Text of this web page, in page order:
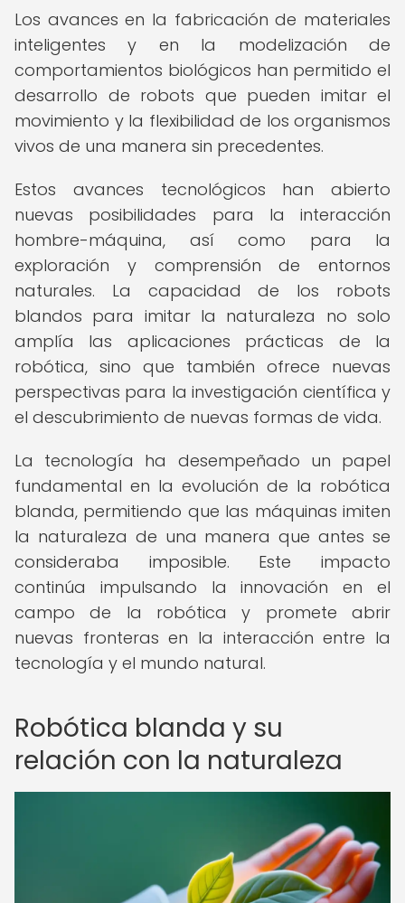
Los avances en la fabricación de materiales
inteligentes y en la modelización de
comportamientos biológicos han permitido el
desarrollo de robots que pueden imitar el
movimiento y la flexibilidad de los organismos
vivos de una manera sin precedentes.
Estos avances tecnológicos han abierto
nuevas posibilidades para la interacción
hombre-máquina, así como para la
exploración y comprensión de entornos
naturales. La capacidad de los robots
blandos para imitar la naturaleza no solo
amplía las aplicaciones prácticas de la
robótica, sino que también ofrece nuevas
perspectivas para la investigación científica y
el descubrimiento de nuevas formas de vida.
La tecnología ha desempeñado un papel
fundamental en la evolución de la robótica
blanda, permitiendo que las máquinas imiten
la naturaleza de una manera que antes se
consideraba imposible. Este impacto
continúa impulsando la innovación en el
campo de la robótica y promete abrir
nuevas fronteras en la interacción entre la
tecnología y el mundo natural.
Robótica blanda y su
relación con la naturaleza